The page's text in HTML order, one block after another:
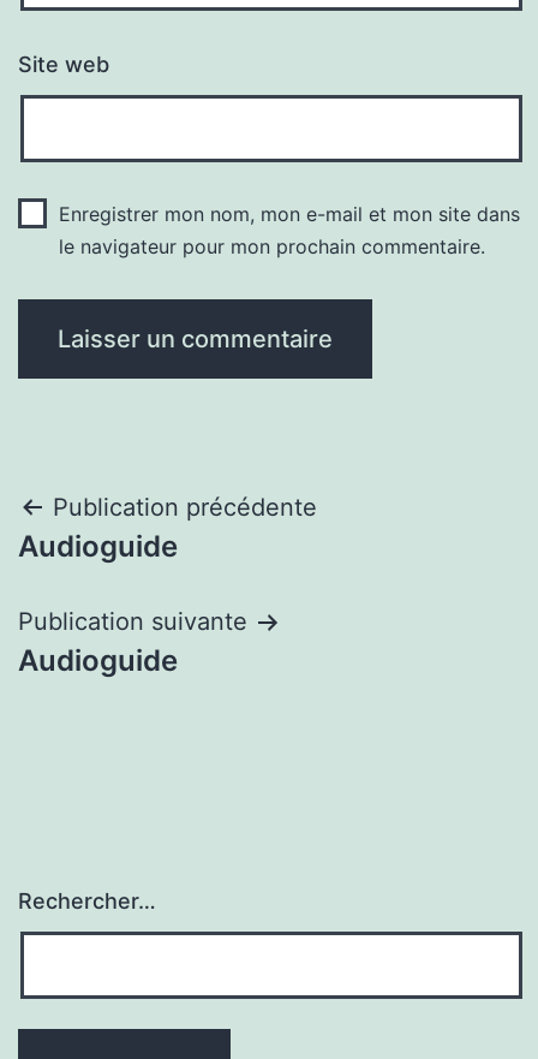
Site web
Enregistrer mon nom, mon e-mail et mon site dans
le navigateur pour mon prochain commentaire.
Navigation
de
l’article
Publication précédente
Audioguide
Publication suivante
Audioguide
Rechercher…